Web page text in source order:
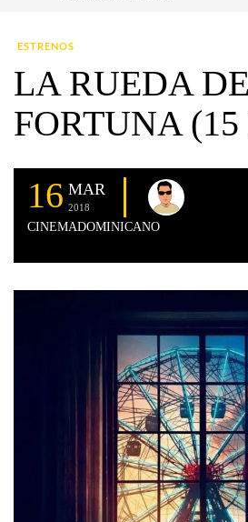
ESTRENOS
LA RUEDA
FORTUNA
16 MAR
2018
CINEMADOMINICANO